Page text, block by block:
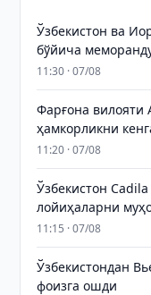
Ўзбекистон ва
бўйича
11:30 · 07/08
Фарғона вилояти
ҳамкорликни
11:20 · 07/08
Ўзбекистон
лойиҳаларни
11:15 · 07/08
Ўзбекистондан
фоизга ошди